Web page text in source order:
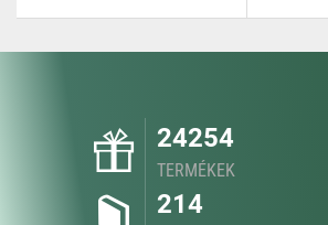
24254
TERMÉKEK
214